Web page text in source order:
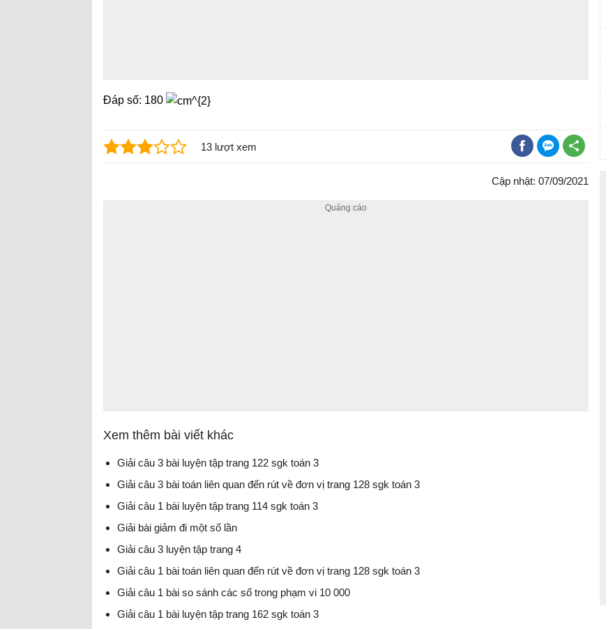
Đáp số: 180
13 lượt xem
Cập nhật: 07/09/2021
Xem thêm bài viết khác
Giải câu 3 bài luyện tập trang 122 sgk toán 3
Giải câu 3 bài toán liên quan đến rút về đơn vị trang 128 sgk toán 3
Giải câu 1 bài luyện tập trang 114 sgk toán 3
Giải bài giảm đi một số lần
Giải câu 3 luyện tập trang 4
Giải câu 1 bài toán liên quan đến rút về đơn vị trang 128 sgk toán 3
Giải câu 1 bài so sánh các số trong phạm vi 10 000
Giải câu 1 bài luyện tập trang 162 sgk toán 3